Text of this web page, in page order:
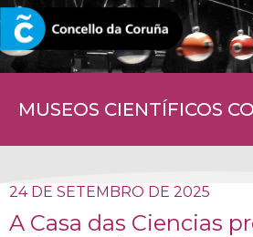
MUSEOS CIENTÍFICOS
CORUNA.GAL
24 DE SETEMBRO DE 2025
A Casa das Ciencias